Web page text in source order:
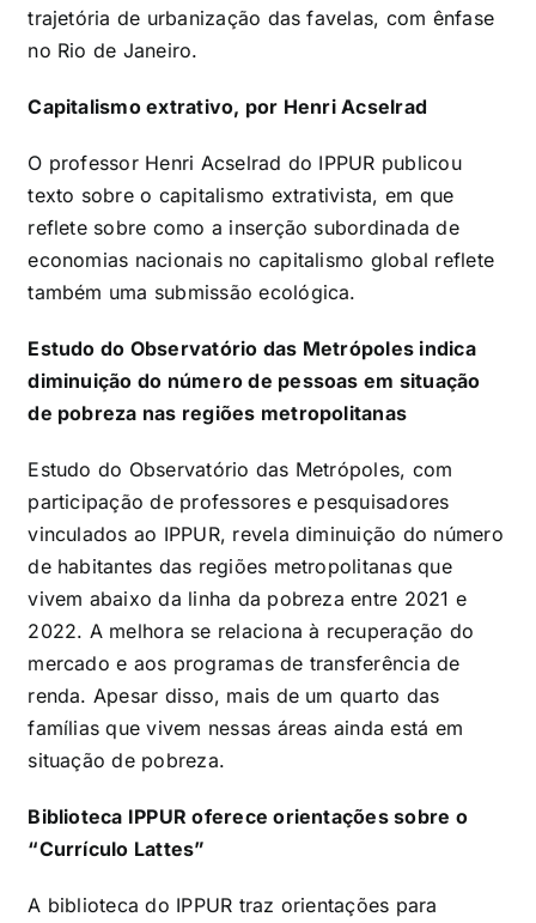
trajetória de urbanização das favelas, com ênfase
no Rio de Janeiro.
Capitalismo extrativo, por Henri Acselrad
O professor Henri Acselrad do IPPUR publicou
texto sobre o capitalismo extrativista, em que
reflete sobre como a inserção subordinada de
economias nacionais no capitalismo global reflete
também uma submissão ecológica.
Estudo do Observatório das Metrópoles indica
diminuição do número de pessoas em situação
de pobreza nas regiões metropolitanas
Estudo do Observatório das Metrópoles, com
participação de professores e pesquisadores
vinculados ao IPPUR, revela diminuição do número
de habitantes das regiões metropolitanas que
vivem abaixo da linha da pobreza entre 2021 e
2022. A melhora se relaciona à recuperação do
mercado e aos programas de transferência de
renda. Apesar disso, mais de um quarto das
famílias que vivem nessas áreas ainda está em
situação de pobreza.
Biblioteca IPPUR oferece orientações sobre o
“Currículo Lattes”
A biblioteca do IPPUR traz orientações para